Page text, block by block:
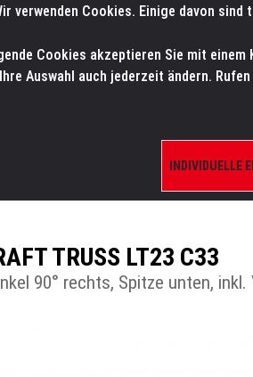
HOME
TRAVERSEN
TRUSS LT23 C33
90° rechts, Spitze unten,
verwenden Cookies. Einige davon
Cookies akzeptieren Sie mit
Ihre Auswahl auch jederzeit ändern.
INDIVIDUELLE